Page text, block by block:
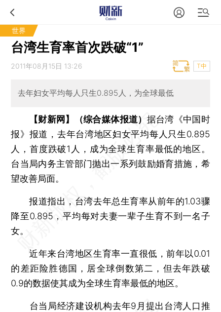
世界
台湾生育率首次跌破“1”
2011年08月15日 13:26 T中
去年妇女平均每人只生0.895人，为全球最低
【财新网】（综合媒体报道） 据台湾《中国时
报》报道，去年台湾地区妇女平均每人只生0.895
人，首度跌破1人，成为全球生育率最低的地区。
台当局内务主管部门抛出一系列鼓励婚育措施，希
望改善局面。
报道指出，台湾去年总生育率从前年的1.03骤
降至0.895，平均每对夫妻一辈子生育不到一名子
女。
近年来台湾地区生育率一直很低，前年以0.01
的差距险胜德国，居全球倒数第二，但去年跌破
0.9的数据使其成为全球生育率最低的地区。
台当局经济建设机构去年9月提出台湾人口推